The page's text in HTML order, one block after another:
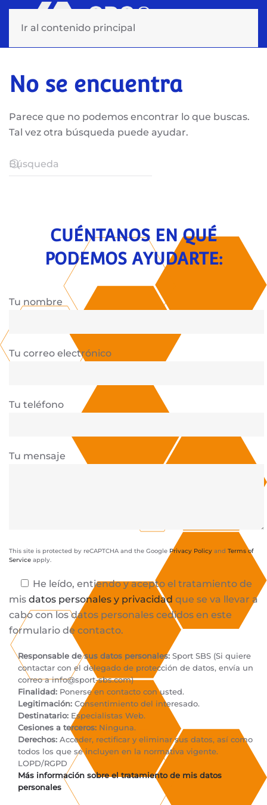
Ir al contenido principal
No se encuentra
Parece que no podemos encontrar lo que buscas.
Tal vez otra búsqueda puede ayudar.
CUÉNTANOS EN QUÉ
PODEMOS AYUDARTE:
Tu nombre
Tu correo electrónico
Tu teléfono
Tu mensaje
This site is protected by reCAPTCHA and the Google Privacy Policy and Terms of
Service apply.
He leído, entiendo y acepto el tratamiento de
mis datos personales y privacidad que se va llevar a
cabo con los datos personales cedidos en este
formulario de contacto.
Responsable de sus datos personales: Sport SBS (Si quiere
contactar con el delegado de protección de datos, envía un
correo ainfo@sport-sbs.com)
Finalidad: Ponerse en contacto con usted.
Legitimación: Consentimiento del interesado.
Destinatario: Especialistas Web.
Cesiones a terceros: Ninguna.
Derechos: Acceder, rectificar y eliminar sus datos, así como
todos los que se incluyen en la normativa vigente.
LOPD/RGPD
Más información sobre el tratamiento de mis datos
personales